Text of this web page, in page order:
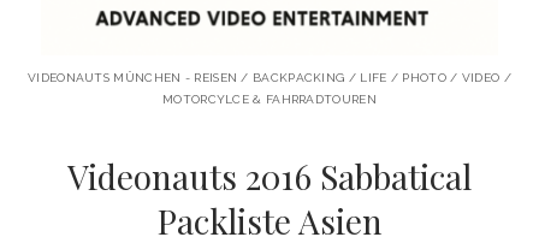
VIDEONAUTS MÜNCHEN - REISEN / BACKPACKING / LIFE / PHOTO / VIDEO /
MOTORCYLCE & FAHRRADTOUREN
Videonauts 2016 Sabbatical
Packliste Asien